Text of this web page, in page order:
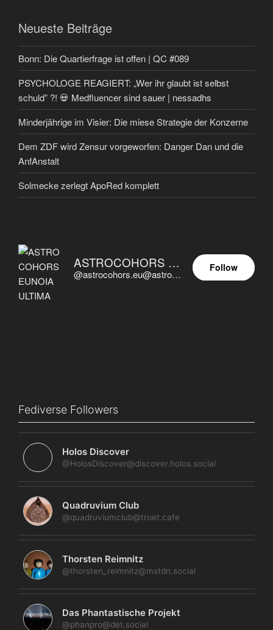
Neueste Beiträge
Bonn: Die Quartierfrage ist offen | QC #089
PSYCHOLOGE REAGIERT: „Wer ihr glaubt ist selbst
schuld” ?! 💀 Medfluencer sind sauer | nessadhs
Minderjährige im Visier: Die miese Strategie der Konzerne
Dem ZDF wird Zensur vorgeworfen: Danger Dan und die
AnfAnstalt
Solmecke zerlegt ApoRed komplett
ASTROCOHORS EUNOIA ULTIMA
@astrocohors.eu@astrocohors.eu
Follow
Fediverse Followers
Holos Discover
@HolosDiscover@discover.holos.social
Quadruvium Club
@quadruviumclub@troet.cafe
Thorsten Reimnitz
@thorsten_reimnitz@mstdn.social
Das Phantastische Projekt
@phanpro@det.social